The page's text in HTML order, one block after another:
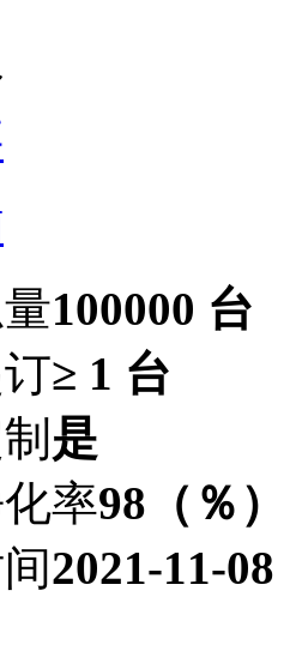
100000 台
≥ 1 台
是
率98（％）
2021-11-08